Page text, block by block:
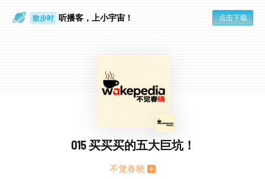
散步时 听播客，上小宇宙！ 点击下载
015 买买买的五大巨坑！
不觉春晓